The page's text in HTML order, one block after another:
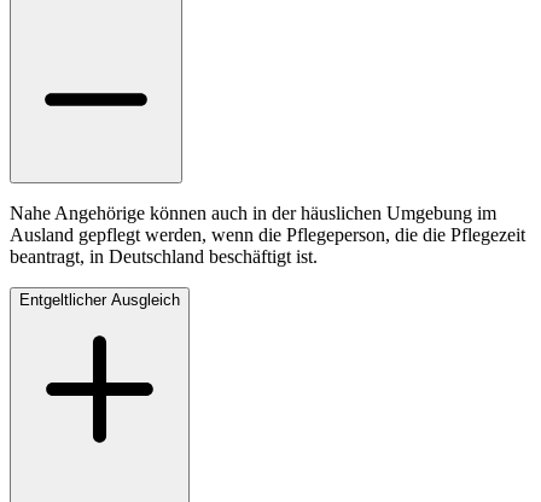
Nahe Angehörige können auch in der häuslichen Umgebung im
Ausland gepflegt werden, wenn die Pflegeperson, die die Pflegezeit
beantragt, in Deutschland beschäftigt ist.
Entgeltlicher Ausgleich